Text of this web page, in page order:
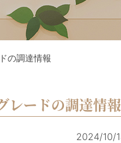
の調達情報
レードの調達情報
2024/10/